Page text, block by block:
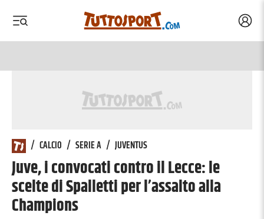
/ CALCIO / SERIE A / JUVENTUS
Juve, i convocati contro il Lecce: le
scelte di Spalletti per l’assalto alla
Champions